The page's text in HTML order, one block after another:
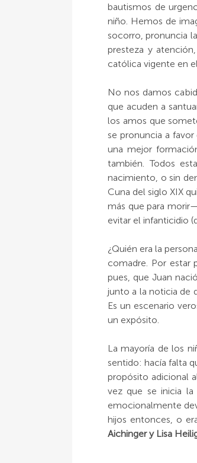
bautismos de
niño. Hemos de
socorro, pronuncia
presteza y
católica vigente en
No nos damos
que acuden a
los amos que
se pronuncia a
una mejor
también. Todos
nacimiento, o sin
Cuna del siglo XIX
más que para
evitar el infanticidio
¿Quién era la
comadre. Por estar
pues, que Juan
junto a la noticia de
Es un escenario
un expósito.
La mayoría de los
sentido: hacía falta
propósito adicional
vez que se inicia
emocionalmente
hijos entonces, o
Aichinger y Lisa